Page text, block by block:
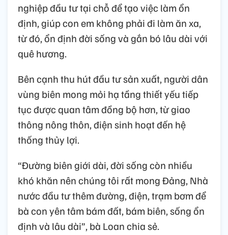
nghiệp đầu tư tại chỗ để tạo việc làm ổn
định, giúp con em không phải đi làm ăn xa,
từ đó, ổn định đời sống và gắn bó lâu dài với
quê hương.
Bên cạnh thu hút đầu tư sản xuất, người dân
vùng biên mong mỏi hạ tầng thiết yếu tiếp
tục được quan tâm đồng bộ hơn, từ giao
thông nông thôn, điện sinh hoạt đến hệ
thống thủy lợi.
“Đường biên giới dài, đời sống còn nhiều
khó khăn nên chúng tôi rất mong Đảng, Nhà
nước đầu tư thêm đường, điện, trạm bơm để
bà con yên tâm bám đất, bám biên, sống ổn
định và lâu dài”, bà Loan chia sẻ.